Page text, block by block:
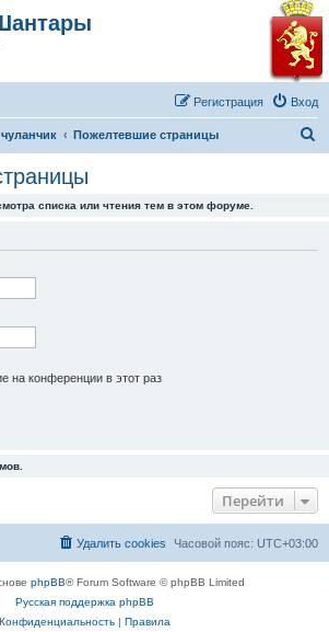
Вход
Регистрация
Пожелтевшие страницы
списка или чтения тем в этом форуме.
на конференции в этот раз
Перейти
Часовой пояс: UTC+03:00
Удалить cookies
phpBB® Forum Software © phpBB Limited
Русская поддержка phpBB
Конфиденциальность| Правила